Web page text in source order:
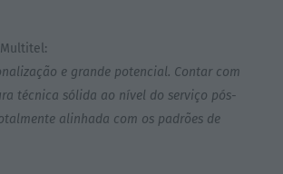
e grande potencial. Contar com
técnica sólida ao nível do serviço pós-
alinhada com os padrões de